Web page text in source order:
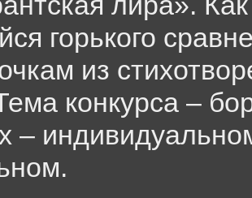
горького
из
конкурса –
–